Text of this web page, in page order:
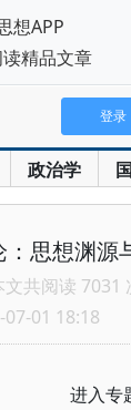
政治学
登录
思想渊源
共阅读 7031
07-01 18:18
进入专
想APP
精品文章